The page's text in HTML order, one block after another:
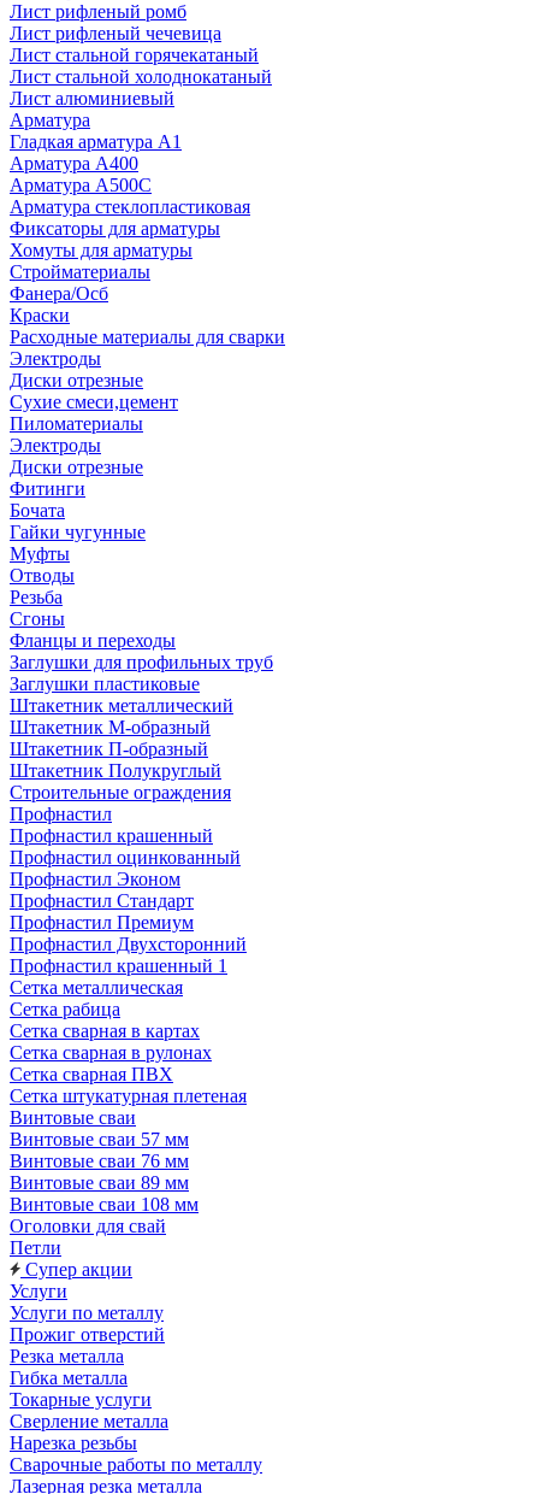
Лист рифленый ромб
Лист рифленый чечевица
Лист стальной горячекатаный
Лист стальной холоднокатаный
Лист алюминиевый
Арматура
Гладкая арматура А1
Арматура А400
Арматура A500C
Арматура стеклопластиковая
Фиксаторы для арматуры
Хомуты для арматуры
Стройматериалы
Фанера/Осб
Краски
Расходные материалы для сварки
Электроды
Диски отрезные
Сухие смеси,цемент
Пиломатериалы
Электроды
Диски отрезные
Фитинги
Бочата
Гайки чугунные
Муфты
Отводы
Резьба
Сгоны
Фланцы и переходы
Заглушки для профильных труб
Заглушки пластиковые
Штакетник металлический
Штакетник М-образный
Штакетник П-образный
Штакетник Полукруглый
Строительные ограждения
Профнастил
Профнастил крашенный
Профнастил оцинкованный
Профнастил Эконом
Профнастил Стандарт
Профнастил Премиум
Профнастил Двухсторонний
Профнастил крашенный 1
Сетка металлическая
Сетка рабица
Сетка сварная в картах
Сетка сварная в рулонах
Сетка сварная ПВХ
Сетка штукатурная плетеная
Винтовые сваи
Винтовые сваи 57 мм
Винтовые сваи 76 мм
Винтовые сваи 89 мм
Винтовые сваи 108 мм
Оголовки для свай
Петли
Супер акции
Услуги
Услуги по металлу
Прожиг отверстий
Резка металла
Гибка металла
Токарные услуги
Сверление металла
Нарезка резьбы
Сварочные работы по металлу
Лазерная резка металла